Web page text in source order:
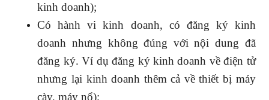
kinh doanh);
Có hành vi kinh doanh, có đăng ký kinh
doanh nhưng không đúng với nội dung đã
đăng ký. Ví dụ đăng ký kinh doanh về điện tử
nhưng lại kinh doanh thêm cả về thiết bị máy
cày, máy nổ);